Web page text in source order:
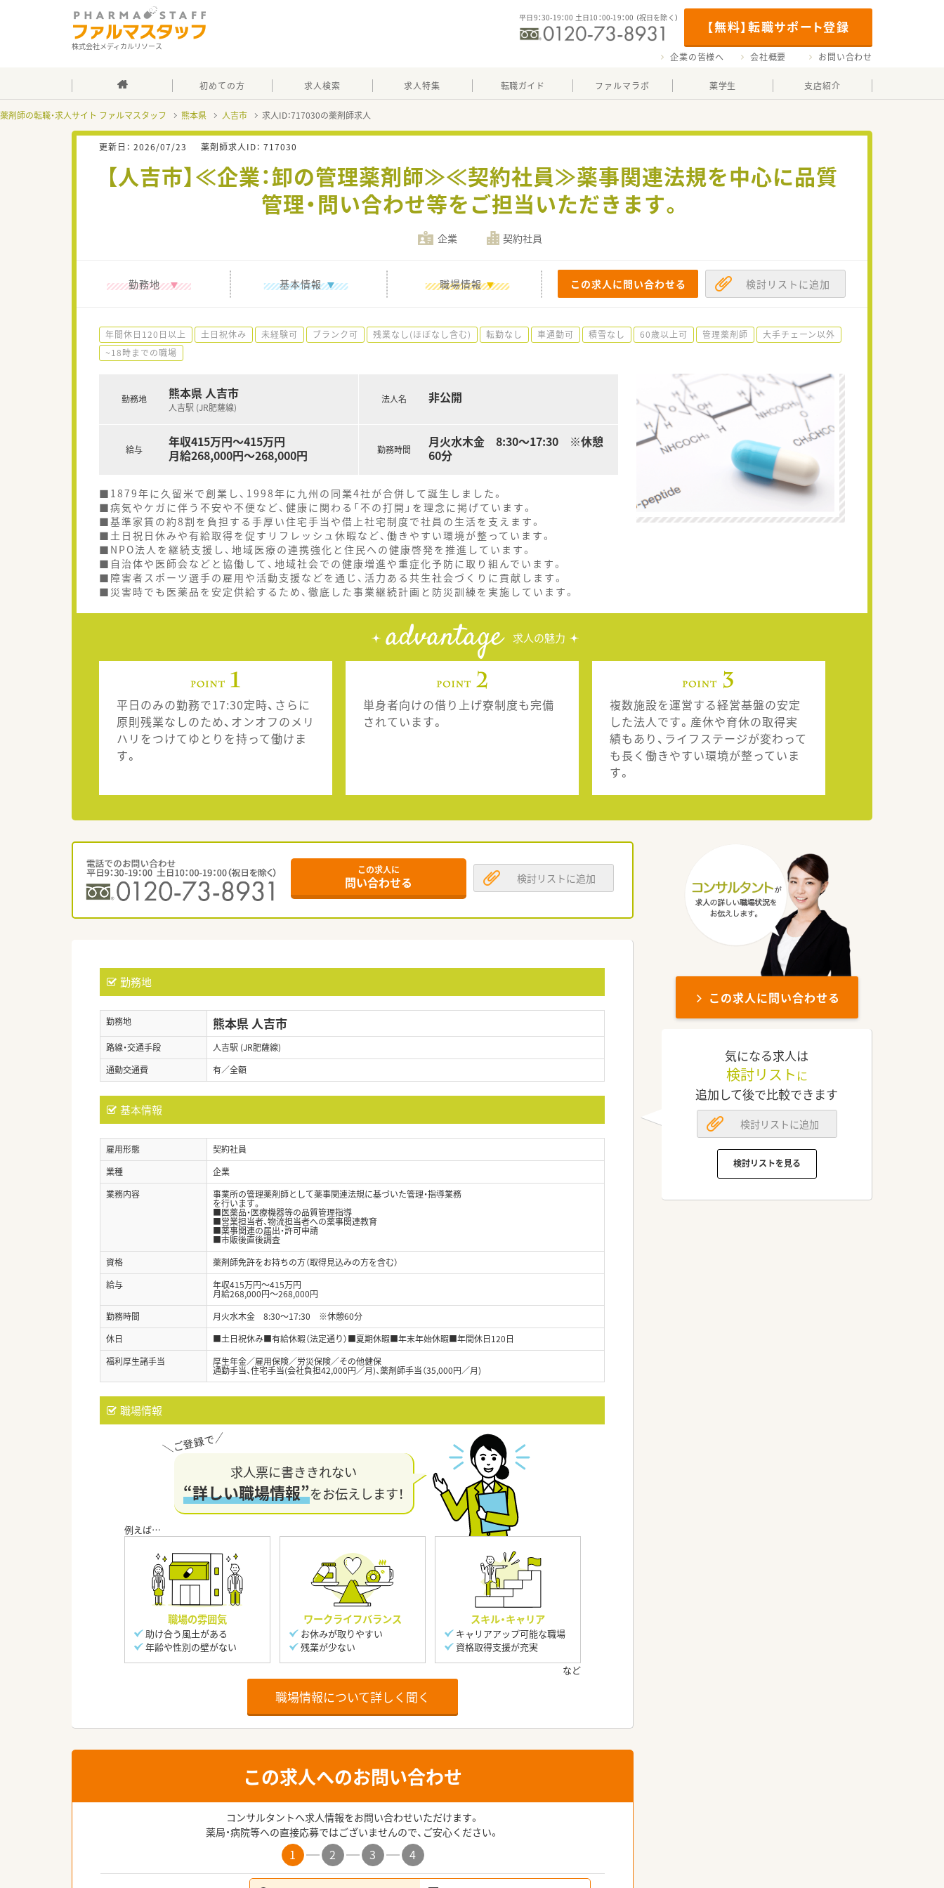
株式会社メディカルリソース
【無料】転職サポート登録
平日9：30-19：00 土日10：00-19：00 （祝日を除く）
企業の皆様へ 会社概要 お問い合わせ
初めての方 求人検索 求人特集 転職ガイド ファルマラボ 薬学生 支店紹介
薬剤師の転職・求人サイト ファルマスタッフ 熊本県 人吉市 求人ID：717030の薬剤師求人
更新日： 2026/07/23 薬剤師求人ID： 717030
【人吉市】≪企業：卸の管理薬剤師≫≪契約社員≫薬事関連法規を中心に品質
管理・問い合わせ等をご担当いただきます。
企業 契約社員
勤務地 基本情報 職場情報 この求人に問い合わせる 検討リストに追加
年間休日120日以上 土日祝休み 未経験可 ブランク可 残業なし(ほぼなし含む) 転勤なし 車通勤可 積雪なし 60歳以上可 管理薬剤師
大手チェーン以外
~18時までの職場
勤務地 熊本県 人吉市
人吉駅 (JR肥薩線)
給与
年収415万円～415万円
月給268,000円～268,000円
法人名 非公開
勤務時間
月火水木金 8:30～17:30 ※休憩
60分
■1879年に久留米で創業し、1998年に九州の同業4社が合併して誕生しました。
■病気やケガに伴う不安や不便など、健康に関わる「不の打開」を理念に掲げています。
■基準家賃の約8割を負担する手厚い住宅手当や借上社宅制度で社員の生活を支えます。
■土日祝日休みや有給取得を促すリフレッシュ休暇など、働きやすい環境が整っています。
■NPO法人を継続支援し、地域医療の連携強化と住民への健康啓発を推進しています。
■自治体や医師会などと協働して、地域社会での健康増進や重症化予防に取り組んでいます。
■障害者スポーツ選手の雇用や活動支援などを通じ、活力ある共生社会づくりに貢献します。
■災害時でも医薬品を安定供給するため、徹底した事業継続計画と防災訓練を実施しています。
advantage 求人の魅力
平日のみの勤務で17:30定時、さらに
原則残業なしのため、オンオフのメリ
ハリをつけてゆとりを持って働けま
す。
単身者向けの借り上げ寮制度も完備
されています。
複数施設を運営する経営基盤の安定
した法人です。産休や育休の取得実
績もあり、ライフステージが変わって
も長く働きやすい環境が整っていま
す。
この求人に
問い合わせる 検討リストに追加
勤務地
勤務地 熊本県 人吉市
路線・交通手段
人吉駅 (JR肥薩線)
通勤交通費
有／全額
基本情報
雇用形態
契約社員
業種
企業
業務内容
事業所の管理薬剤師として薬事関連法規に基づいた管理・指導業務
を行います。
■医薬品・医療機器等の品質管理指導
■営業担当者、物流担当者への薬事関連教育
■薬事関連の届出・許可申請
■市販後直後調査
資格
薬剤師免許をお持ちの方（取得見込みの方を含む）
給与
年収415万円～415万円
月給268,000円～268,000円
勤務時間
月火水木金 8:30～17:30 ※休憩60分
休日
■土日祝休み■有給休暇（法定通り）■夏期休暇■年末年始休暇■年間休日120日
福利厚生諸手当
厚生年金／雇用保険／労災保険／その他健保
通勤手当、住宅手当(会社負担42,000円／月)、薬剤師手当（35,000円／月)
職場情報
求人票に書ききれない
“詳しい職場情報”をお伝えします！
職場の雰囲気
助け合う風土がある
年齢や性別の壁がない
ワークライフバランス
お休みが取りやすい
残業が少ない
スキル・キャリア
キャリアアップ可能な職場
資格取得支援が充実
職場情報について詳しく聞く
この求人へのお問い合わせ
コンサルタントへ求人情報をお問い合わせいただけます。
薬局・病院等への直接応募ではございませんので、ご安心ください。
1 2 3 4
この求人に問い合わせる
気になる求人は
検討リスト に
追加して後で比較できます
検討リストに追加
検討リストを見る